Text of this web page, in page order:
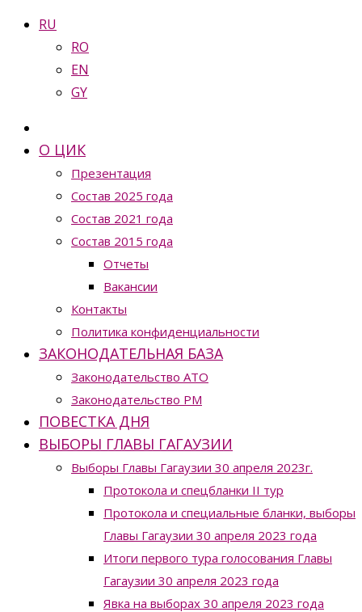
RU
RO
EN
GY
О ЦИК
Презентация
Состав 2025 года
Состав 2021 года
Состав 2015 года
Отчеты
Вакансии
Контакты
Политика конфиденциальности
ЗАКОНОДАТЕЛЬНАЯ БАЗА
Законодательство ATO
Законодательство РМ
ПОВЕСТКА ДНЯ
ВЫБОРЫ ГЛАВЫ ГАГАУЗИИ
Выборы Главы Гагаузии 30 апреля 2023г.
Протокола и спецбланки II тур
Протокола и специальные бланки, выборы
Главы Гагаузии 30 апреля 2023 года
Итоги первого тура голосования Главы
Гагаузии 30 апреля 2023 года
Явка на выборах 30 апреля 2023 года